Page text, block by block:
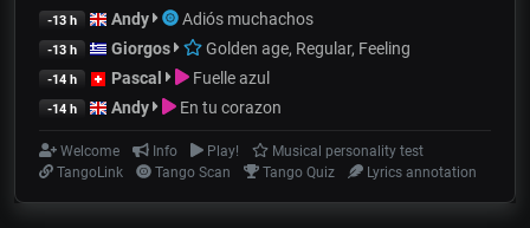
-13 h Andy Adiós muchachos
-13 h Giorgos Golden age, Regular, Feeling
-14 h Pascal Fuelle azul
-14 h Andy En tu corazon
Welcome Info Play!
Musical personality test
TangoLink
Tango Scan Tango Quiz Lyrics annotation